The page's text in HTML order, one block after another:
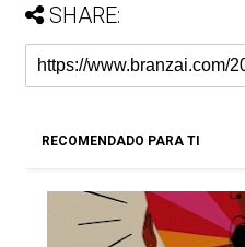
SHARE:
RECOMENDADO PARA TI